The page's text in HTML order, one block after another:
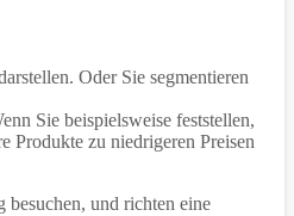
Oder Sie segmentieren
Sie beispielsweise feststellen,
Produkte zu niedrigeren Preisen
und richten eine